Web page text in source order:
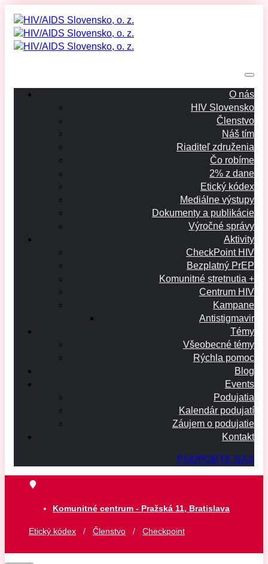
O nás
HIV Slovensko
Členstvo
Náš tím
Riaditeľ združenia
Čo robíme
2% z dane
Etický kódex
Mediálne výstupy
Dokumenty a publikácie
Výročné správy
Aktivity
CheckPoint HIV
Bezplatný PrEP
Komunitné stretnutia +
Centrum HIV
Kampane
Antistigmavir
Témy
Všeobecné témy
Rýchla pomoc
Blog
Events
Podujatia
Kalendár podujatí
Záujem o podujatie
Kontakt
PODPORTE NÁS
Komunitné centrum - Pražská 11, Bratislava
Etický kódex / Členstvo / Checkpoint